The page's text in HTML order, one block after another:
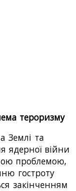
тероризму
Землі та
ядерної війни
проблемою,
гостроту
закінченням